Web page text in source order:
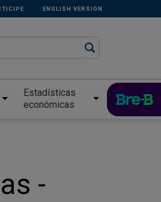
ENGLISH VERSION
Estadísticas
económicas
-